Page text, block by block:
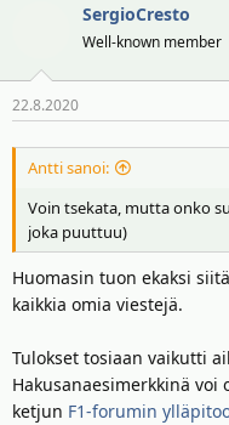
SergioCresto
Well-known member
22.8.2020
Antti sanoi:
Voin tsekata, mutta onko
joka puuttuu)
Huomasin tuon ekaksi
kaikkia omia viestejä.
Tulokset tosiaan vaikutti
Hakusanaesimerkkinä voi
ketjun F1-forumin